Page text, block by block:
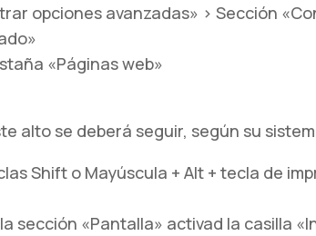
opciones avanzadas» > Sección
«Páginas web»
alto se deberá seguir, según su
Shift o Mayúscula + Alt + tecla de
sección «Pantalla» activad la casilla